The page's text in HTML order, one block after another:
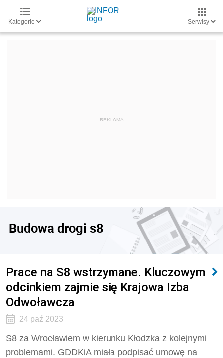
Kategorie Serwisy
Budowa drogi s8
Prace na S8 wstrzymane. Kluczowym
odcinkiem zajmie się Krajowa Izba
Odwoławcza
24 paź 2023
S8 za Wrocławiem w kierunku Kłodzka z kolejnymi
problemami. GDDKiA miała podpisać umowę na